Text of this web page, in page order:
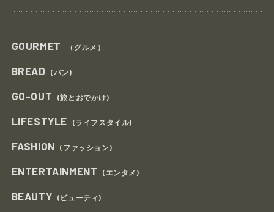
GOURMET （グルメ）
BREAD (パン)
GO-OUT (旅とおでかけ)
LIFESTYLE (ライフスタイル)
FASHION (ファッション)
ENTERTAINMENT (エンタメ)
BEAUTY (ビューティ)